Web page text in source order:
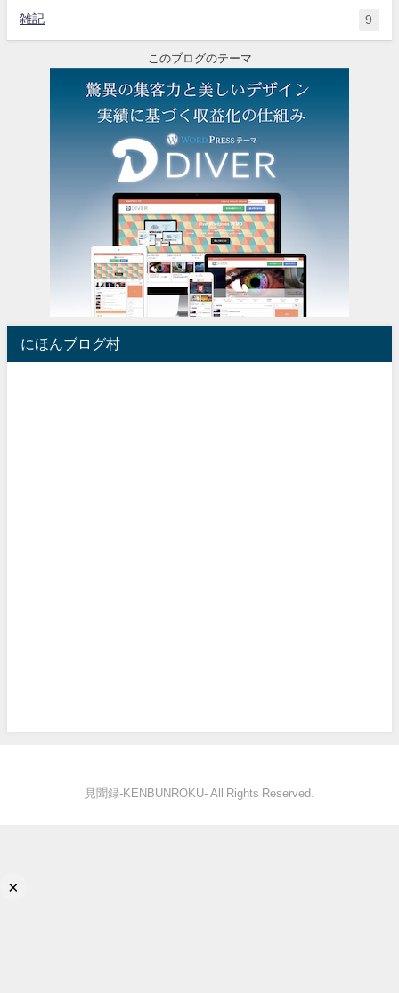
雑記 9
このブログのテーマ
にほんブログ村
見聞録‐KENBUNROKU- All Rights Reserved.
×